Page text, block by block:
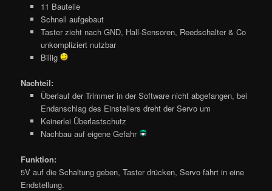
11 Bauteile
Schnell aufgebaut
Taster zieht nach GND, Hall-Sensoren, Reedschalter & Co
unkompliziert nutzbar
Billig
Nachteil:
Überlauf der Trimmer in der Software nicht abgefangen, bei
Endanschlag des Einstellers dreht der Servo um
Keinerlei Überlastschutz
Nachbau auf eigene Gefahr
Funktion:
5V auf die Schaltung geben, Taster drücken, Servo fährt in eine
Endstellung.